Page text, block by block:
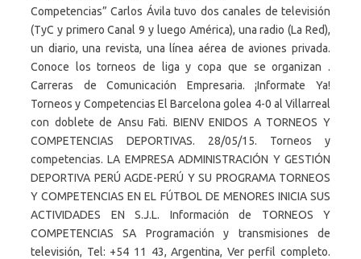
Competencias” Carlos Ávila tuvo dos canales de televisión
(TyC y primero Canal 9 y luego América), una radio (La Red),
un diario, una revista, una línea aérea de aviones privada.
Conoce los torneos de liga y copa que se organizan .
Carreras de Comunicación Empresaria. ¡Informate Ya!
Torneos y Competencias El Barcelona golea 4-0 al Villarreal
con doblete de Ansu Fati. BIENV ENIDOS A TORNEOS Y
COMPETENCIAS DEPORTIVAS. 28/05/15. Torneos y
competencias. LA EMPRESA ADMINISTRACIÓN Y GESTIÓN
DEPORTIVA PERÚ AGDE-PERÚ Y SU PROGRAMA TORNEOS
Y COMPETENCIAS EN EL FÚTBOL DE MENORES INICIA SUS
ACTIVIDADES EN S.J.L. Información de TORNEOS Y
COMPETENCIAS SA Programación y transmisiones de
televisión, Tel: +54 11 43, Argentina, Ver perfil completo.